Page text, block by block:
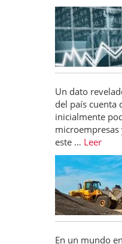
Un dato
del país cuenta
inicialmente
este … Leer
En un mundo